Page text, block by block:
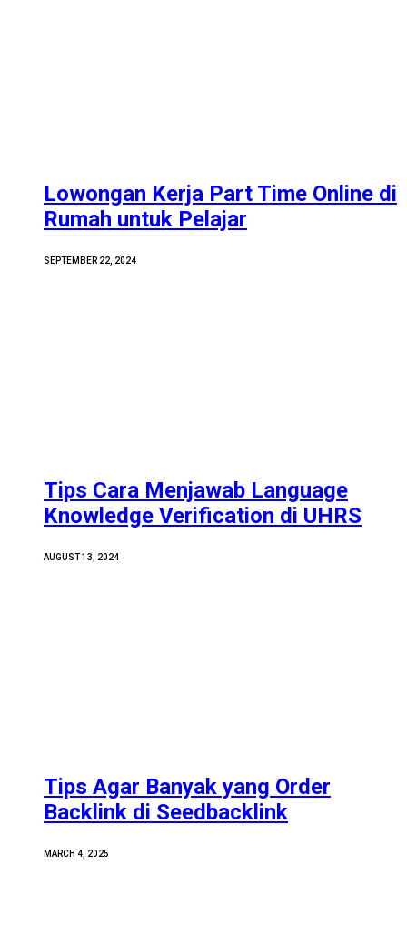
Lowongan Kerja Part Time Online di
Rumah untuk Pelajar
SEPTEMBER 22, 2024
Tips Cara Menjawab Language
Knowledge Verification di UHRS
AUGUST 13, 2024
Tips Agar Banyak yang Order
Backlink di Seedbacklink
MARCH 4, 2025